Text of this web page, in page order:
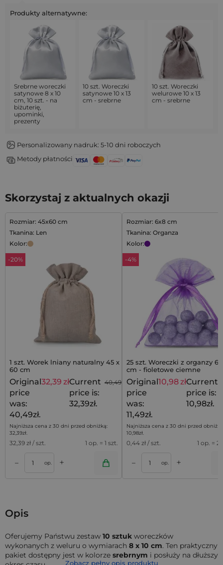
Produkty alternatywne:
Srebrne woreczki
satynowe 8 x 10
cm, 10 szt. - na
biżuterię,
upominki,
prezenty
10 szt. Woreczki
satynowe 10 x 13
cm - srebrne
10 szt. Woreczki
welurowe 10 x 13
cm - srebrne
Personalizowany nadruk: 5-10 dni roboczych
Metody płatności
Skorzystaj z aktualnych okazji
Rozmiar: 45x60 cm
Tkanina: Len
Kolor:
-20%
1 szt. Worek lniany naturalny 45 x
60 cm
40,49 zł
Original
price
was:
40,49zł.
32,39 złCurrent
price is:
32,39zł.
Najniższa cena z 30 dni przed obniżką:
32,39zł.
32,39 zł / szt. 1 op. = 1 szt.
– op. +
Rozmiar: 6x8 cm
Tkanina: Organza
Kolor:
-4%
25 szt. Woreczki z organzy 6
cm - fioletowe ciemne
Original
price
was:
11,49zł.
10,98złCurrent
price is:
10,98zł.
Najniższa cena z 30 dni przed
10,98zł.
0,44 zł / szt. 1 op. =
– op. +
Dodaj do koszyka
Opis
Oferujemy Państwu zestaw 10 sztuk woreczków
wykonanych z weluru o wymiarach 8 x 10 cm. Ten praktyczny
pakiet dostępny jest w kolorze srebrnym i posłuży na dłuższy
Zobacz pełny opis produktu